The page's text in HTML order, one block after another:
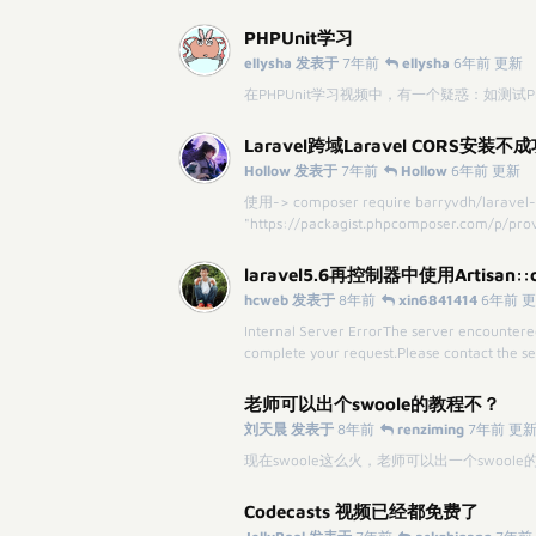
PHPUnit学习
ellysha 发表于 7年前 ellysha 6年前 更新
在PHPUnit学习视频中，有一个疑惑：如测
Laravel跨域Laravel CORS安装不
Hollow 发表于 7年前 Hollow 6年前 更新
使用-> composer require barryvdh/
"https://packagist.phpcomposer.com/p/
laravel5.6再控制器中使用
hcweb 发表于 8年前 xin6841414 6年前
Internal Server ErrorThe server
complete your request.Please contact the
老师可以出个swoole的教程不？
刘天晨 发表于 8年前 renziming 7年前 更
现在swoole这么火，老师可以出一个swoole
Codecasts 视频已经都免费了